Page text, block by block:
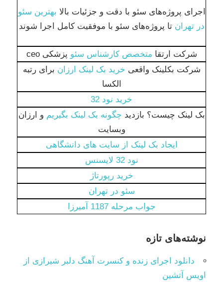
اجرای پروژه‌های سئو با دقت و جزئیات بالا بهترین سئو
در تهران تا پروژه‌های سئو با موفقیت کامل اجرا شوند
شرکت ارتقا متخصص کارشناس سئو پزشکی ceo
شرکت بکلینک واقعی خرید بک لینک ارزان برای رتبه
الکسا
خرید نود 32
بک لینک چیست؟ بازدید چگونه بک لینک بگیریم و ارزان
وبسایت
ایجاد بک لینک از سایت های دانشگاهی
نود 32 لایسنس
خرید رپورتاژ
سئو در تهران
جواب مرحله 1187 آمیرزا
نوشته‌های تازه
دانلود اجرای زنده و کنسرت آهنگ دلبر شیرازی از
اویس آتشین